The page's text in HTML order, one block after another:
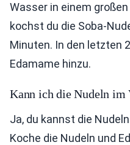
Wasser in einem
kochst du die Soba-
Minuten. In den letzten
Edamame hinzu.
Kann ich die Nudeln im
Ja, du kannst die
Koche die Nudeln und